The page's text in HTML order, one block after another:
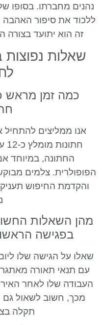
נהנים מחברתו. בסופו
ללכוד את סיפור האהבה
זה הוא יתועד בצורה
שאלות
כמה זמן מראש
אנו ממליצים
החתונה, במיוחד
הפופולרית. צלמים
והקדמת החיפוש
מהן השאלות
בפגישה
שאלו על הגישה שלו
עם תנאי תאורה
העבודה שלו לאחר
מכך, חשוב לשאול גם
תקלה